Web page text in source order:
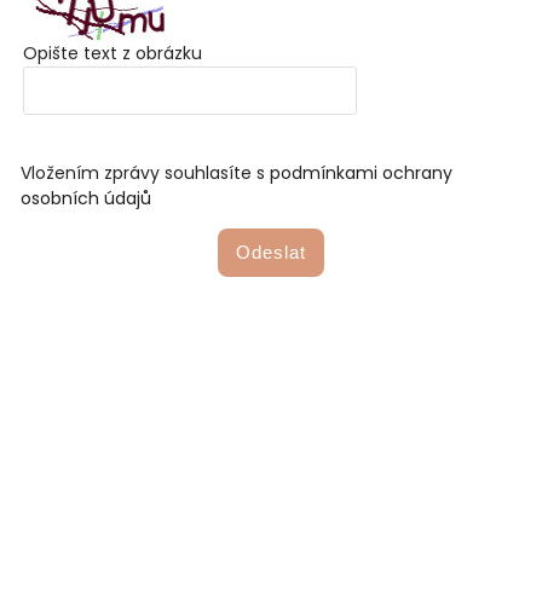
Opište text z obrázku
Vložením zprávy souhlasíte s podmínkami ochrany
osobních údajů
Odeslat